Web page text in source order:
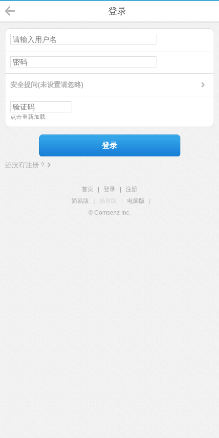
登录
安全提问(未设置请忽略)
点击重新加载
登录
还没有注册？
首页 登录
注册
简易版
触屏版 电脑版
© Comsenz Inc.